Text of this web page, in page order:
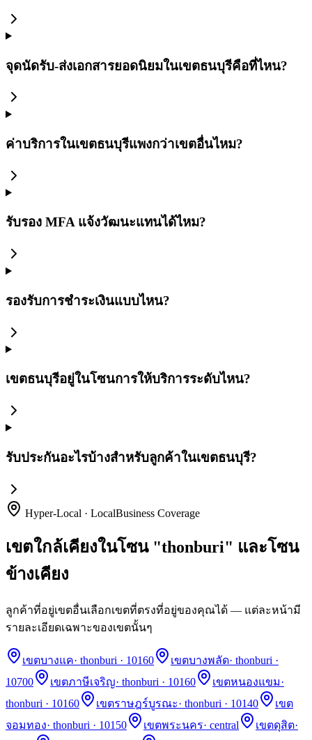
จุดนัดรับ-ส่งเอกสารยอดนิยมในเขตธนบุรีคือที่ไหน?
ค่าบริการในเขตธนบุรีแพงกว่าเขตอื่นไหม?
รับรอง MFA แจ้งวัฒนะแทนได้ไหม?
รองรับการชำระเงินแบบไหน?
เขตธนบุรีอยู่ในโซนการให้บริการระดับไหน?
รับประกันอะไรบ้างสำหรับลูกค้าในเขตธนบุรี?
Hyper-Local · LocalBusiness Coverage
เขตใกล้เคียงในโซน "thonburi" และโซน
ข้างเคียง
ลูกค้าที่อยู่เขตอื่นเลือกเขตที่ตรงที่อยู่ของคุณได้ — แต่ละหน้ามี
รายละเอียดเฉพาะของเขตนั้นๆ
เขตบางแค· thonburi · 10160 เขตบางพลัด· thonburi ·
10700
เขตภาษีเจริญ· thonburi · 10160 เขตหนองแขม·
thonburi · 10160
เขตราษฎร์บูรณะ· thonburi · 10140
เขต
จอมทอง· thonburi · 10150 เขตพระนคร· central เขตดุสิต·